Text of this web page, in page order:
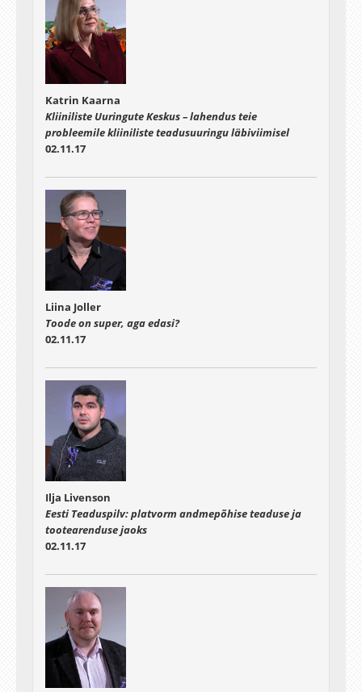
Katrin Kaarna
Kliiniliste Uuringute Keskus – lahendus teie
probleemile kliiniliste teadusuuringu läbiviimisel
02.11.17
Liina Joller
Toode on super, aga edasi?
02.11.17
Ilja Livenson
Eesti Teaduspilv: platvorm andmepõhise teaduse ja
tootearenduse jaoks
02.11.17